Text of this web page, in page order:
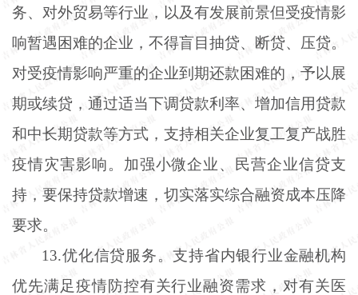
务、对外贸易等行业，以及有发展前景但受疫情影
响暂遇困难的企业，不得盲目抽贷、断贷、压贷。
对受疫情影响严重的企业到期还款困难的，予以展
期或续贷，通过适当下调贷款利率、增加信用贷款
和中长期贷款等方式，支持相关企业复工复产战胜
疫情灾害影响。加强小微企业、民营企业信贷支
持，要保持贷款增速，切实落实综合融资成本压降
要求。
13.优化信贷服务。支持省内银行业金融机构
优先满足疫情防控有关行业融资需求，对有关医